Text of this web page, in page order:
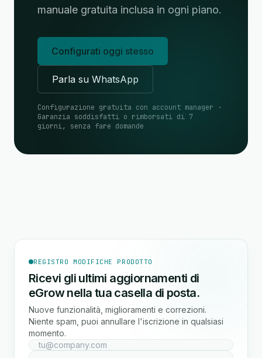
manuale gratuita inclusa in ogni piano.
Configurati oggi stesso
Parla su WhatsApp
Configurazione gratuita con account manager ·
Garanzia soddisfatti o rimborsati di 7
giorni, senza fare domande
REGISTRO MODIFICHE PRODOTTO
Ricevi gli ultimi aggiornamenti di
eGrow nella tua casella di posta.
Nuove funzionalità, miglioramenti e correzioni.
Niente spam, puoi annullare l'iscrizione in qualsiasi
momento.